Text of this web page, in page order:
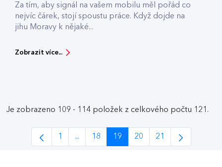
Za tím, aby signál na vašem mobilu měl pořád co
nejvíc čárek, stojí spoustu práce. Když dojde na
jihu Moravy k nějaké...
Zobrazit více...
Je zobrazeno 109 - 114 položek z celkového počtu 121.
Stránka
1 ...
Intermediate Pages Use TAB to navigate.
Stránka
18
Stránka
19
Stránka
20
Stránka
21